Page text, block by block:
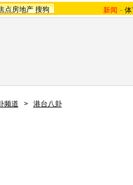
点房地产 搜狗 新闻 -
频道 > 港台八卦